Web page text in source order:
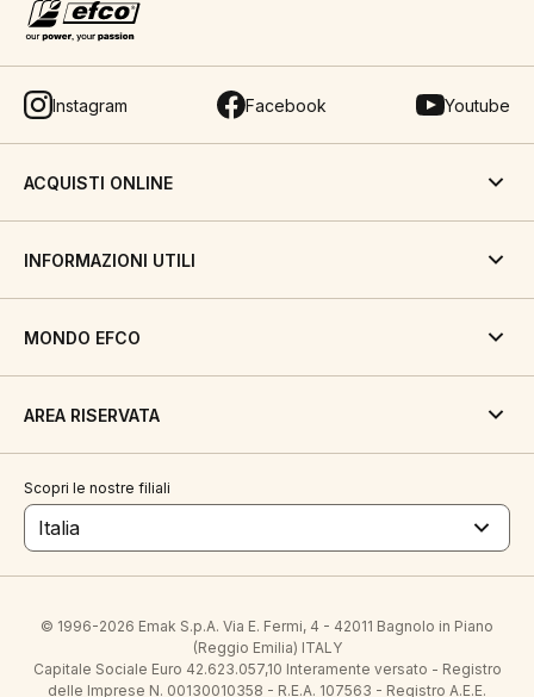
Instagram Facebook Youtube
ACQUISTI ONLINE
INFORMAZIONI UTILI
MONDO EFCO
AREA RISERVATA
Scopri le nostre filiali
Italia
© 1996-2026 Emak S.p.A. Via E. Fermi, 4 - 42011 Bagnolo in Piano
(Reggio Emilia) ITALY
Capitale Sociale Euro 42.623.057,10 Interamente versato - Registro
delle Imprese N. 00130010358 - R.E.A. 107563 - Registro A.E.E.